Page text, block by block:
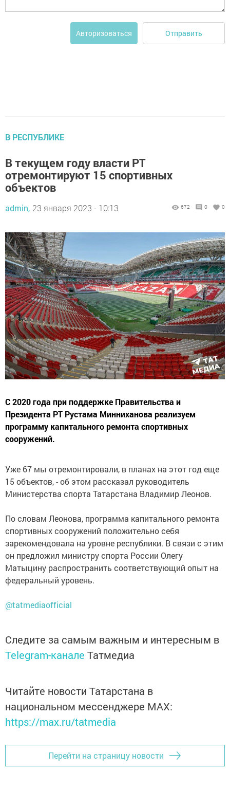
Авторизоваться Отправить
В РЕСПУБЛИКЕ
В текущем году власти РТ
отремонтируют 15 спортивных
объектов
admin, 23 января 2023 - 10:13 672 0 0
С 2020 года при поддержке Правительства и
Президента РТ Рустама Минниханова реализуем
программу капитального ремонта спортивных
сооружений.
Уже 67 мы отремонтировали, в планах на этот год еще
15 объектов, - об этом рассказал руководитель
Министерства спорта Татарстана Владимир Леонов.
По словам Леонова, программа капитального ремонта
спортивных сооружений положительно себя
зарекомендовала на уровне республики. В связи с этим
он предложил министру спорта России Олегу
Матыцину распространить соответствующий опыт на
федеральный уровень.
@tatmediaofficial
Следите за самым важным и интересным в
Telegram-канале Татмедиа
Читайте новости Татарстана в
национальном мессенджере MАХ:
https://max.ru/tatmedia
Перейти на страницу новости